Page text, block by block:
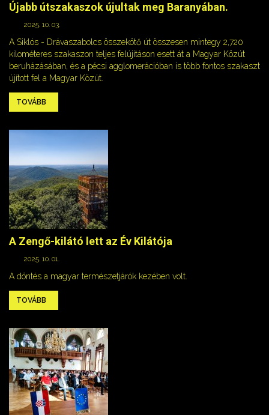
Újabb útszakaszok újultak meg Baranyában.
2025. 10. 03.
A Siklós - Drávaszabolcs összekötő út összesen mintegy 2,720
kilométeres szakaszon teljes felújításon esett át a Magyar Közút
beruházásában, és a pécsi agglomerációban is több fontos szakaszt
újított fel a Magyar Közút.
TOVÁBB
A Zengő-kilátó lett az Év Kilátója
2025. 10. 01.
A döntés a magyar természetjárók kezében volt.
TOVÁBB